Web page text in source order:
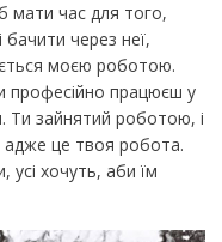
мати час для того,
бачити через неї,
моєю роботою.
професійно працюєш у
Ти зайнятий роботою, і
це твоя робота.
усі хочуть, аби їм